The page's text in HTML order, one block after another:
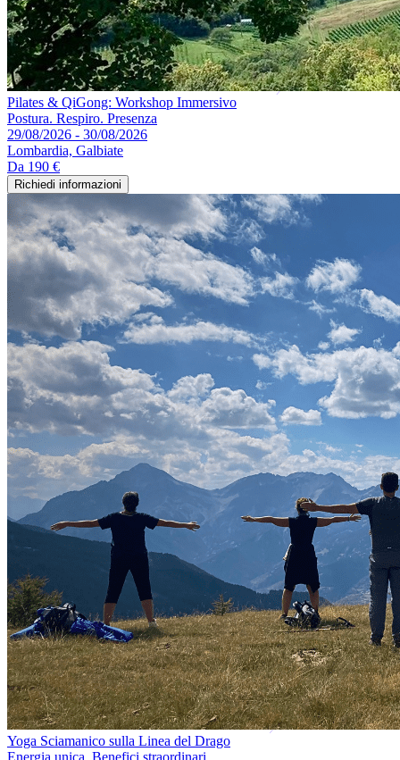
Pilates & QiGong: Workshop Immersivo
Postura. Respiro. Presenza
29/08/2026 - 30/08/2026
Lombardia, Galbiate
Da 190 €
Richiedi informazioni
Yoga Sciamanico sulla Linea del Drago